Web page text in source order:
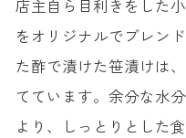
店主自ら目利きをした
をオリジナルでブレン
た酢で漬けた笹漬けは
てています。余分な水
より、しっとりとした